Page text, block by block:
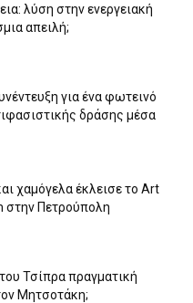
λύση στην ενεργειακή
απειλή;
για ένα φωτεινό
δράσης μέσα
χαμόγελα έκλεισε το Art
στην Πετρούπολη
Τσίπρα πραγματική
Μητσοτάκη;